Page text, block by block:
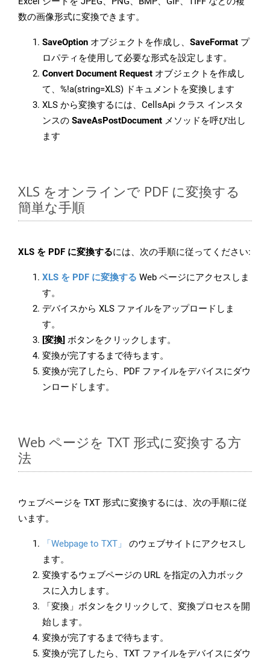
数の画像形式に変換できます。
SaveOption オブジェクトを作成し、 SaveFormat プ
ロパティを使用して必要な形式を設定します。
Convert Document Request オブジェクトを作成し
て、%!a(string=XLS) ドキュメントを変換します
XLS から変換するには、CellsApi クラス インスタ
ンスの SaveAsPostDocument メソッドを呼び出し
ます
XLS をオンラインで PDF に変換する
簡単な手順
XLS を PDF に変換するには、次の手順に従ってください:
XLS を PDF に変換する Web ページにアクセスしま
す。
デバイスから XLS ファイルをアップロードしま
す。
[変換] ボタンをクリックします。
変換が完了するまで待ちます。
変換が完了したら、PDF ファイルをデバイスにダウ
ンロードします。
Web ページを TXT 形式に変換する方
法
ウェブページを TXT 形式に変換するには、次の手順に従
います。
「Webpage to TXT」
のウェブサイトにアクセスし
ます。
変換するウェブページの URL を指定の入力ボック
スに入力します。
「変換」ボタンをクリックして、変換プロセスを開
始します。
変換が完了するまで待ちます。
変換が完了したら、TXT ファイルをデバイスにダウ